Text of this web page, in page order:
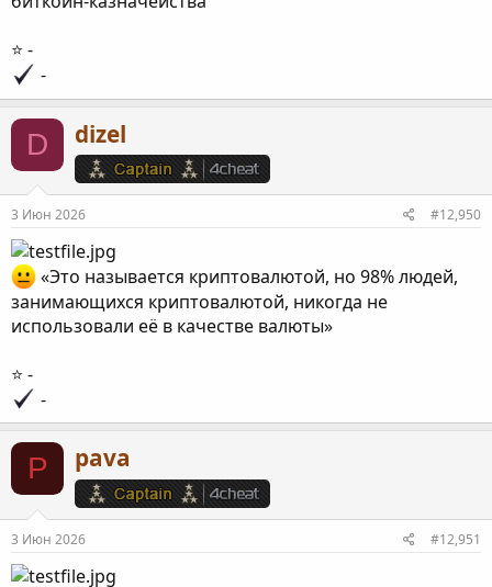
⭐️ -
-
D dizel
3 Июн 2026 #12,950
«Это называется криптовалютой, но 98% людей,
занимающихся криптовалютой, никогда не
использовали её в качестве валюты»
⭐️ -
-
P pava
3 Июн 2026 #12,951